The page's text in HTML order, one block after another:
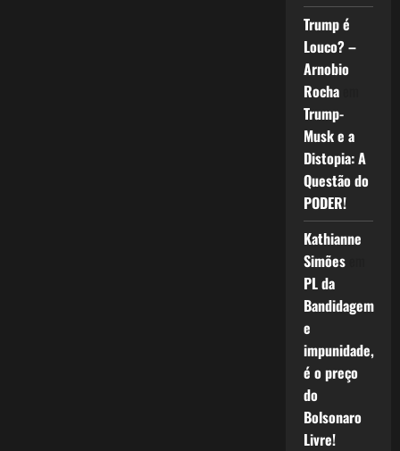
Trump é
Louco? –
Arnobio
Rochaem
Trump-
Musk e a
Distopia: A
Questão do
PODER!
Kathianne
Simõesem
PL da
Bandidagem
e
impunidade,
é o preço
do
Bolsonaro
Livre!